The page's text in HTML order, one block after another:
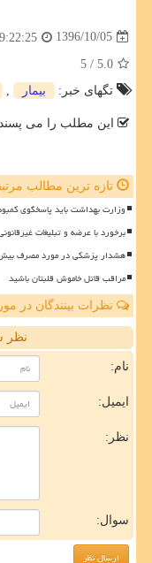
1396/10/05
5.0
/ 5
تگهای خبر:
بیمار
این مطلب را می
تازه ترین مطالب
وزارت بهداشت باید پاسخگوی
برخورد با عرضه و تبلیغات
هشدار پزشکی در مورد مصرف بیش
مراقب قاتل خاموش قلبتان باشید
نظرات بینندگان در
نظر
نام:
ایمیل:
نظر:
سوال: